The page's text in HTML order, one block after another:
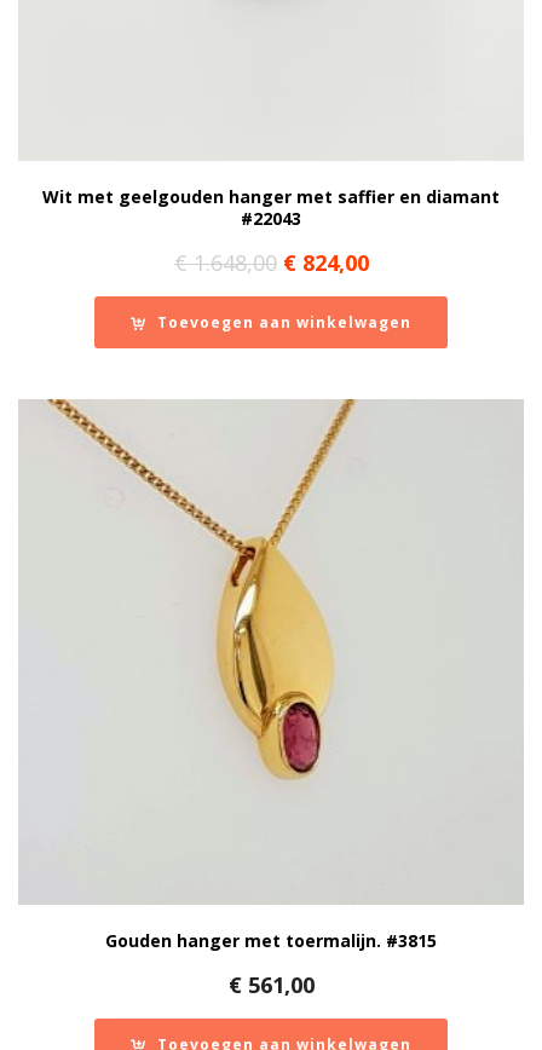
Wit met geelgouden hanger met saffier en diamant
#22043
€1.648,00 Oorspronkelijke
prijs
was:
€ 1.648,00.
€824,00Huidige
prijs
is:
€ 824,00.
Toevoegen aan winkelwagen
Gouden hanger met toermalijn. #3815
€561,00
Toevoegen aan winkelwagen